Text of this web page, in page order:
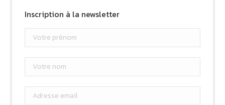
Inscription à la newsletter